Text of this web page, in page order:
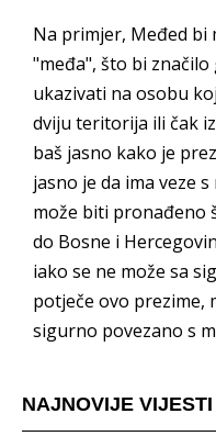
Na primjer, Međed bi
"međa", što bi
ukazivati na osobu
dviju teritorija ili čak
baš jasno kako je
jasno je da ima veze
može biti pronađeno
do Bosne i
iako se ne može sa
potječe ovo prezime,
sigurno povezano s
NAJNOVIJE VIJESTI